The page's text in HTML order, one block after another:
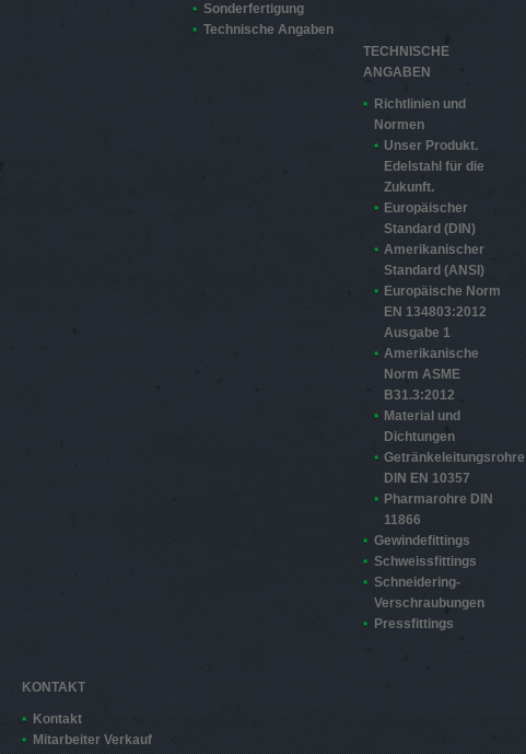
Sonderfertigung
Technische Angaben
TECHNISCHE
ANGABEN
Richtlinien und
Normen
Unser Produkt.
Edelstahl für die
Zukunft.
Europäischer
Standard (DIN)
Amerikanischer
Standard (ANSI)
Europäische Norm
EN 13480­3:2012
Ausgabe 1
Amerikanische
Norm ASME
B31.3:2012
Material und
Dichtungen
Getränkeleitungsrohre
DIN EN 10357
Pharmarohre DIN
11866
Gewindefittings
Schweissfittings
Schneidering-
Verschraubungen
Pressfittings
KONTAKT
Kontakt
Mitarbeiter Verkauf